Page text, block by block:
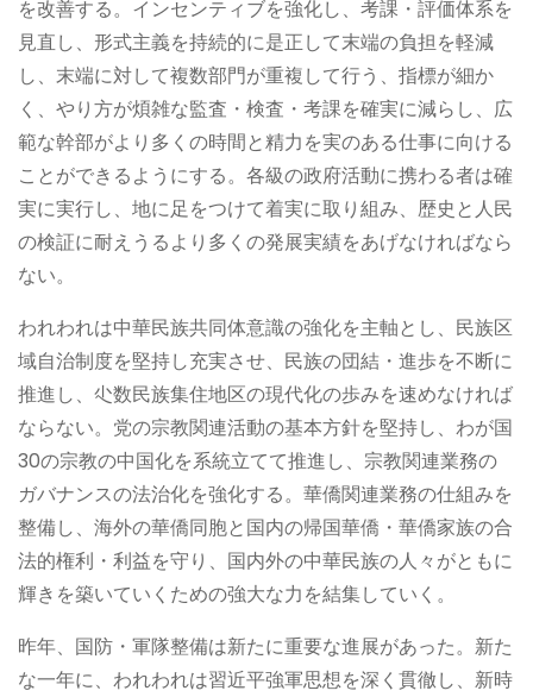
を改善する。インセンティブを強化し、考課・評価体系を
見直し、形式主義を持続的に是正して末端の負担を軽減
し、末端に対して複数部門が重複して行う、指標が細か
く、やり方が煩雑な監査・検査・考課を確実に減らし、広
範な幹部がより多くの時間と精力を実のある仕事に向ける
ことができるようにする。各級の政府活動に携わる者は確
実に実行し、地に足をつけて着実に取り組み、歴史と人民
の検証に耐えうるより多くの発展実績をあげなければなら
ない。
われわれは中華民族共同体意識の強化を主軸とし、民族区
域自治制度を堅持し充実させ、民族の団結・進歩を不断に
推進し、尐数民族集住地区の現代化の歩みを速めなければ
ならない。党の宗教関連活動の基本方針を堅持し、わが国
30の宗教の中国化を系統立てて推進し、宗教関連業務の
ガバナンスの法治化を強化する。華僑関連業務の仕組みを
整備し、海外の華僑同胞と国内の帰国華僑・華僑家族の合
法的権利・利益を守り、国内外の中華民族の人々がともに
輝きを築いていくための強大な力を結集していく。
昨年、国防・軍隊整備は新たに重要な進展があった。新た
な一年に、われわれは習近平強軍思想を深く貫徹し、新時